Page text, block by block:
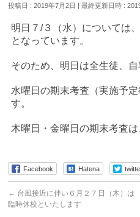
投稿日 : 2019年7月2日 最終更新日時 :
明日７/３（水）については
となっています。
そのため、明日は全生徒、自
水曜日の期末考査（実施予
す。
木曜日・金曜日の期末考査は
Facebook Hatena
← 台風接近に伴い６月２７日（木）は
臨時休校といたします